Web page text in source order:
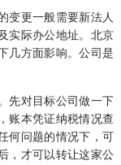
变更一般需要新法人
实际办公地址。北京
几方面影响。公司是
先对目标公司做一下
账本凭证纳税情况查
何问题的情况下，可
，才可以转让这家公